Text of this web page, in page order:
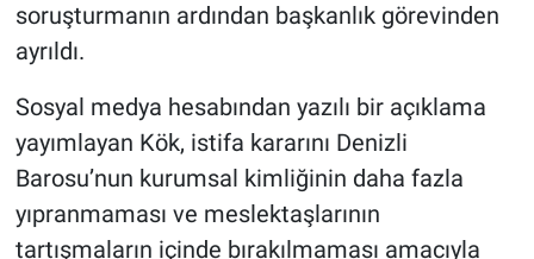
soruşturmanın ardından başkanlık görevinden
ayrıldı.
Sosyal medya hesabından yazılı bir açıklama
yayımlayan Kök, istifa kararını Denizli
Barosu’nun kurumsal kimliğinin daha fazla
yıpranmaması ve meslektaşlarının
tartışmaların içinde bırakılmaması amacıyla